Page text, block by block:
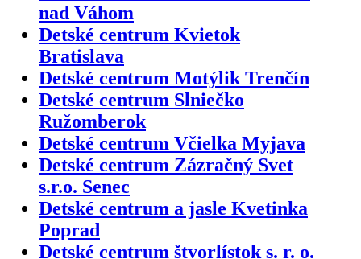
nad Váhom
Detské centrum Kvietok
Bratislava
Detské centrum Motýlik Trenčín
Detské centrum Slniečko
Ružomberok
Detské centrum Včielka Myjava
Detské centrum Zázračný Svet
s.r.o. Senec
Detské centrum a jasle Kvetinka
Poprad
Detské centrum štvorlístok s. r. o.